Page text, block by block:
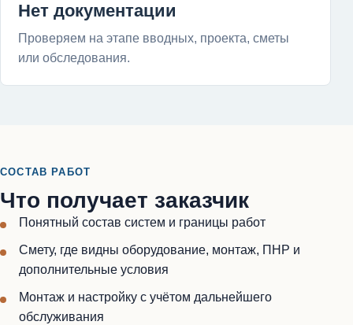
Нет документации
Проверяем на этапе вводных, проекта, сметы
или обследования.
СОСТАВ РАБОТ
Что получает заказчик
Понятный состав систем и границы работ
Смету, где видны оборудование, монтаж, ПНР и
дополнительные условия
Монтаж и настройку с учётом дальнейшего
обслуживания